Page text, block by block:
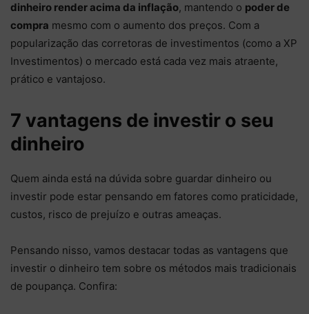
dinheiro render acima da inflação, mantendo o poder de
compra mesmo com o aumento dos preços. Com a
popularização das corretoras de investimentos (como a XP
Investimentos) o mercado está cada vez mais atraente,
prático e vantajoso.
7 vantagens de investir o seu
dinheiro
Quem ainda está na dúvida sobre guardar dinheiro ou
investir pode estar pensando em fatores como praticidade,
custos, risco de prejuízo e outras ameaças.
Pensando nisso, vamos destacar todas as vantagens que
investir o dinheiro tem sobre os métodos mais tradicionais
de poupança. Confira: